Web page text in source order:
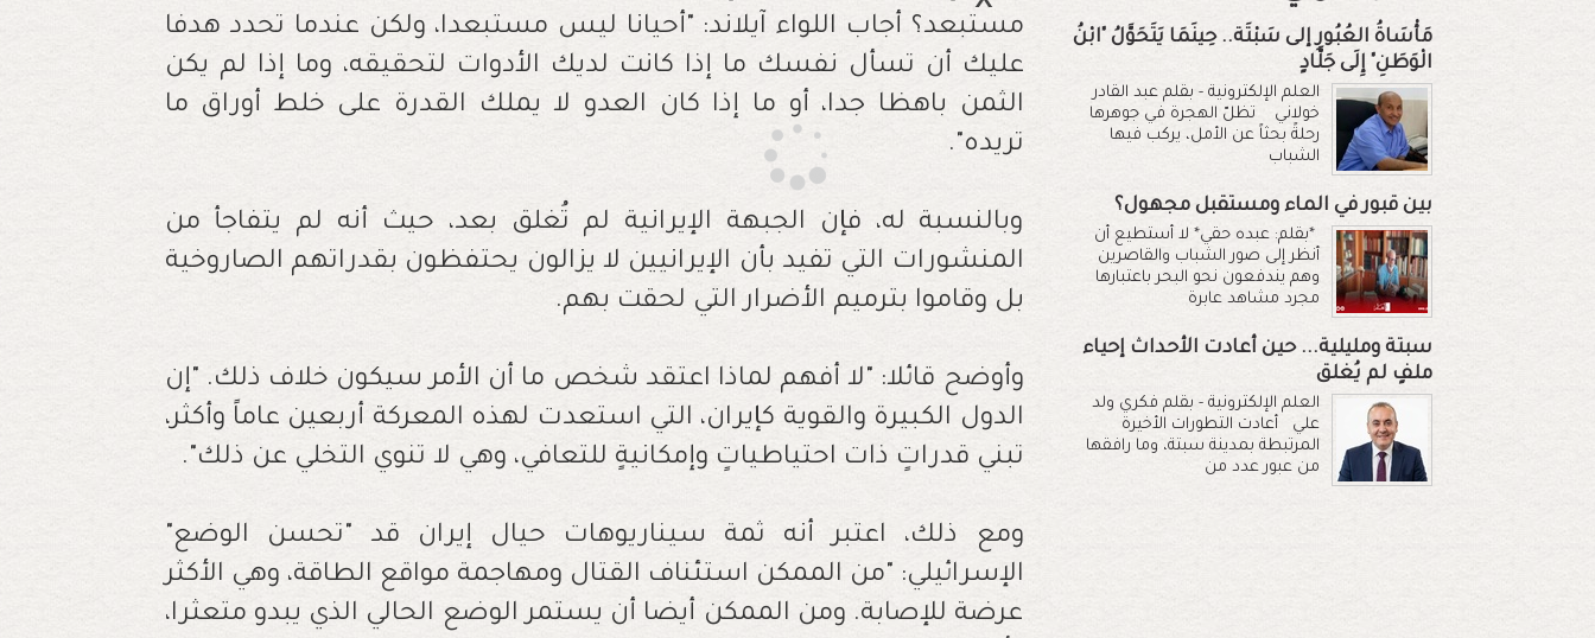
مستبعد؟ أجاب اللواء آيلاند: "أحيانا ليس مستبعدا، ولكن عندما تحدد هدفا
عليك أن تسأل نفسك ما إذا كانت لديك الأدوات لتحقيقه، وما إذا لم يكن
الثمن باهظا جدا، أو ما إذا كان العدو لا يملك القدرة على خلط أوراق ما
تريده".
وبالنسبة له، فإن الجبهة الإيرانية لم تُغلق بعد، حيث أنه لم يتفاجأ من
المنشورات التي تفيد بأن الإيرانيين لا يزالون يحتفظون بقدراتهم الصاروخية
بل وقاموا بترميم الأضرار التي لحقت بهم.
وأوضح قائلا: "لا أفهم لماذا اعتقد شخص ما أن الأمر سيكون خلاف ذلك. "إن
الدول الكبيرة والقوية كإيران، التي استعدت لهذه المعركة أربعين عاماً وأكثر،
تبني قدراتٍ ذات احتياطياتٍ وإمكانيةٍ للتعافي، وهي لا تنوي التخلي عن ذلك".
ومع ذلك، اعتبر أنه ثمة سيناريوهات حيال إيران قد "تحسن الوضع"
الإسرائيلي: "من الممكن استئناف القتال ومهاجمة مواقع الطاقة، وهي الأكثر
عرضة للإصابة. ومن الممكن أيضا أن يستمر الوضع الحالي الذي يبدو متعثرا،
مَأْسَاةُ العُبُورِ إلى سَبْتَة.. حِينَمَا يَتَحَوَّلُ "ابْنُ
الْوَطَنِ" إِلَى جَلَّادٍ
العلم الإلكترونية - بقلم عبد القادر
خولاني تظلّ الهجرة في جوهرها
رحلةً بحثاً عن الأمل، يركب فيها
الشباب
بين قبور في الماء ومستقبل مجهول؟
*بقلم: عبده حقي* لا أستطيع أن
أنظر إلى صور الشباب والقاصرين
وهم يندفعون نحو البحر باعتبارها
مجرد مشاهد عابرة
سبتة ومليلية... حين أعادت الأحداث إحياء
ملفٍ لم يُغلق
العلم الإلكترونية - بقلم فكري ولد
علي أعادت التطورات الأخيرة
المرتبطة بمدينة سبتة، وما رافقها
من عبور عدد من